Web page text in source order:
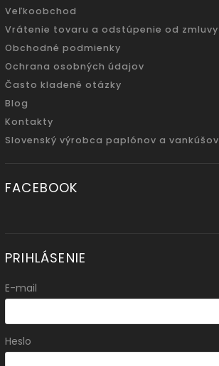
Veľkoobchod
Vrátenie tovaru a odstúpenie od zmluvy
Obchodné podmienky
Ochrana osobných údajov
Často kladené otázky
Blog
Kontakty
Slovenský výrobca paplónov a vankúšov
FACEBOOK
PRIHLÁSENIE
E-mail
Heslo